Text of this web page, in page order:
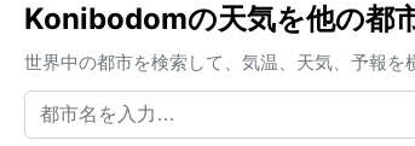
は慌てて家の中に駆け込む。冬には放射冷
Konibodomの天気を他の都
世界中の都市を検索して、気温、天気、予報を